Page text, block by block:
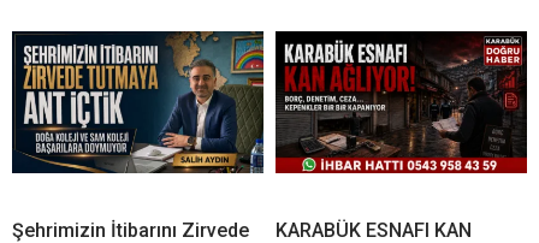
Şehrimizin İtibarını Zirvede
KARABÜK ESNAFI KAN